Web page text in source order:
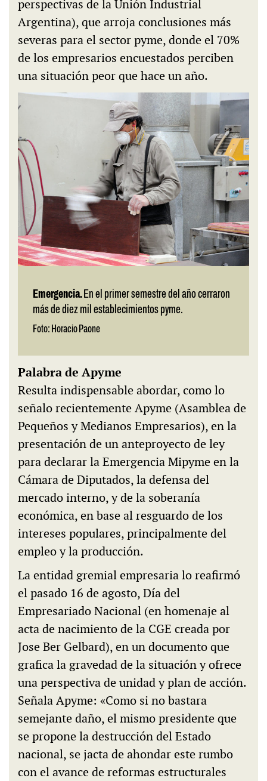
perspectivas de la Unión Industrial
Argentina), que arroja conclusiones más
severas para el sector pyme, donde el 70%
de los empresarios encuestados perciben
una situación peor que hace un año.
Emergencia. En el primer semestre del año cerraron
más de diez mil establecimientos pyme.
Foto: Horacio Paone
Palabra de Apyme
Resulta indispensable abordar, como lo
señalo recientemente Apyme (Asamblea de
Pequeños y Medianos Empresarios), en la
presentación de un anteproyecto de ley
para declarar la Emergencia Mipyme en la
Cámara de Diputados, la defensa del
mercado interno, y de la soberanía
económica, en base al resguardo de los
intereses populares, principalmente del
empleo y la producción.
La entidad gremial empresaria lo reafirmó
el pasado 16 de agosto, Día del
Empresariado Nacional (en homenaje al
acta de nacimiento de la CGE creada por
Jose Ber Gelbard), en un documento que
grafica la gravedad de la situación y ofrece
una perspectiva de unidad y plan de acción.
Señala Apyme: «Como si no bastara
semejante daño, el mismo presidente que
se propone la destrucción del Estado
nacional, se jacta de ahondar este rumbo
con el avance de reformas estructurales